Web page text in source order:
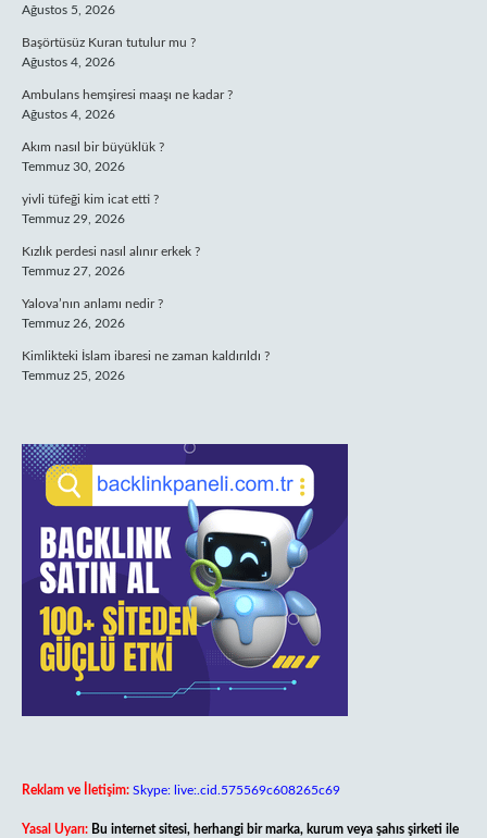
Ağustos 5, 2026
Başörtüsüz Kuran tutulur mu ?
Ağustos 4, 2026
Ambulans hemşiresi maaşı ne kadar ?
Ağustos 4, 2026
Akım nasıl bir büyüklük ?
Temmuz 30, 2026
yivli tüfeği kim icat etti ?
Temmuz 29, 2026
Kızlık perdesi nasıl alınır erkek ?
Temmuz 27, 2026
Yalova’nın anlamı nedir ?
Temmuz 26, 2026
Kimlikteki İslam ibaresi ne zaman kaldırıldı ?
Temmuz 25, 2026
Reklam ve İletişim: Skype: live:.cid.575569c608265c69
Yasal Uyarı: Bu internet sitesi, herhangi bir marka, kurum veya şahıs şirketi ile